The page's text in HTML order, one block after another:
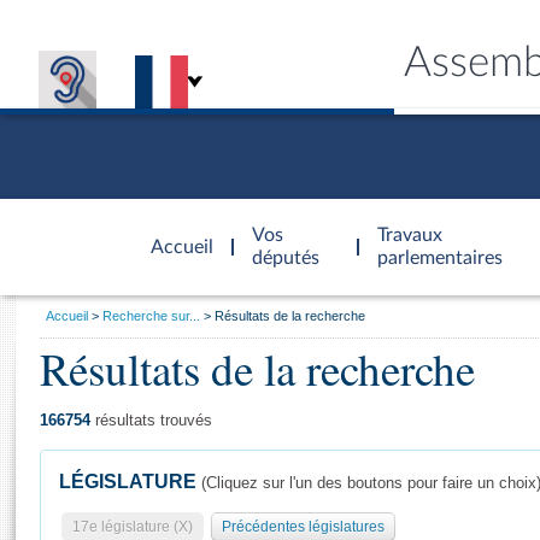
Accueil
d'accueil
Vos
députés
Travaux
parlementaires
Général
Vous
Accueil Recherche sur... Résultats de la recherche
Résultats de la recherche
166754résultats trouvés
LÉGISLATURE (Cliquez sur l'un des boutons pour faire un choix)
17e législature (X) Précédentes législatures